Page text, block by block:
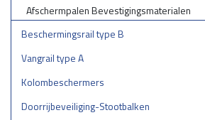
Afschermpalen Bevestigingsmaterialen
Beschermingsrail type B
Vangrail type A
Kolombeschermers
Doorrijbeveiliging-Stootbalken